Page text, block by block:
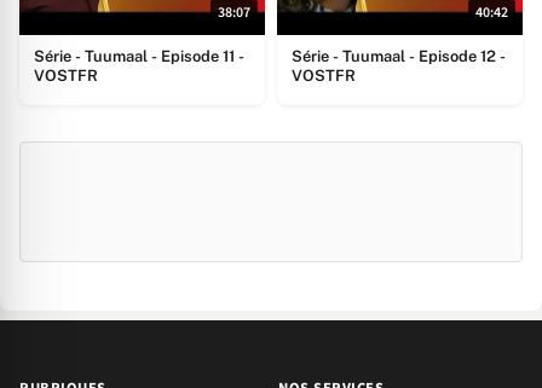
38:07
Série - Tuumaal - Episode 11 -
VOSTFR
40:42
Série - Tuumaal - Episode 12 -
VOSTFR